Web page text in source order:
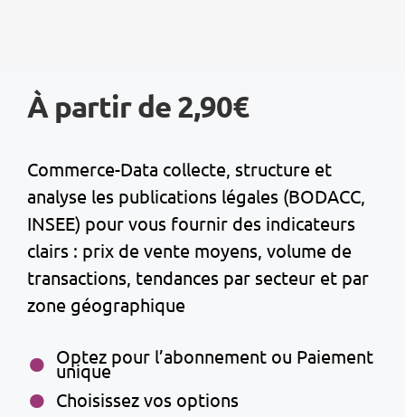
À partir de 2,90€
Commerce-Data collecte, structure et
analyse les publications légales (BODACC,
INSEE) pour vous fournir des indicateurs
clairs : prix de vente moyens, volume de
transactions, tendances par secteur et par
zone géographique
Optez pour l’abonnement ou Paiement
unique
Choisissez vos options